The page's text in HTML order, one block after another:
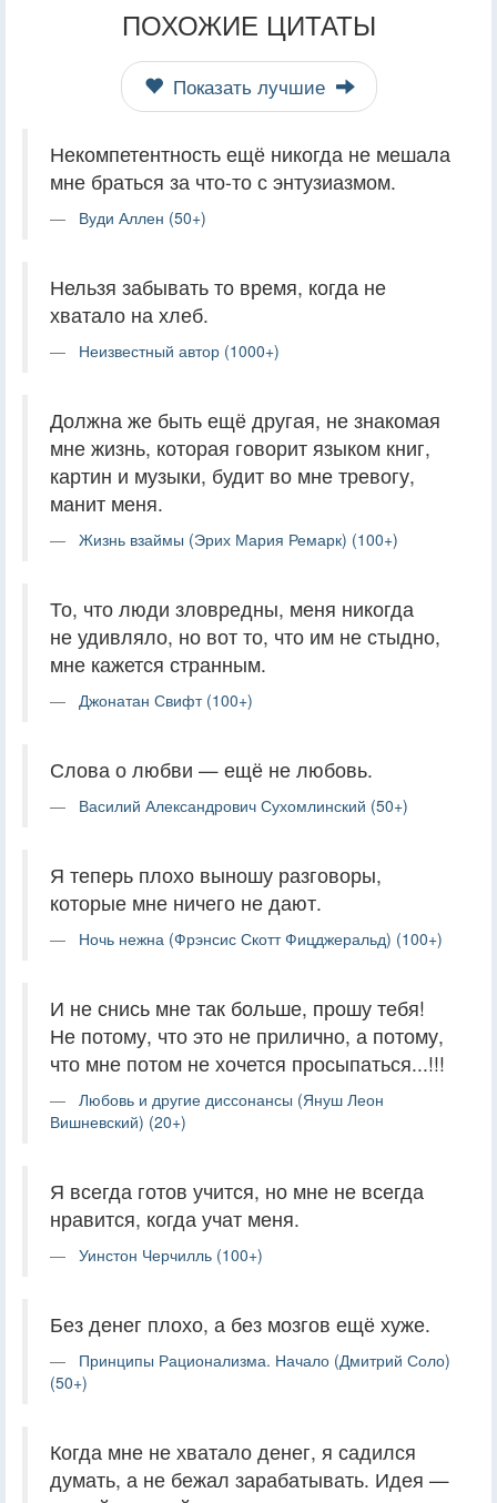
ПОХОЖИЕ ЦИТАТЫ
Показать лучшие
Некомпетентность ещё никогда не мешала
мне браться за что-то с энтузиазмом.
Вуди Аллен (50+)
Нельзя забывать то время, когда не
хватало на хлеб.
Неизвестный автор (1000+)
Должна же быть ещё другая, не знакомая
мне жизнь, которая говорит языком книг,
картин и музыки, будит во мне тревогу,
манит меня.
Жизнь взаймы (Эрих Мария Ремарк) (100+)
То, что люди зловредны, меня никогда
не удивляло, но вот то, что им не стыдно,
мне кажется странным.
Джонатан Свифт (100+)
Слова о любви — ещё не любовь.
Василий Александрович Сухомлинский (50+)
Я теперь плохо выношу разговоры,
которые мне ничего не дают.
Ночь нежна (Фрэнсис Скотт Фицджеральд) (100+)
И не снись мне так больше, прошу тебя!
Не потому, что это не прилично, а потому,
что мне потом не хочется просыпаться...!!!
Любовь и другие диссонансы (Януш Леон
Вишневский) (20+)
Я всегда готов учится, но мне не всегда
нравится, когда учат меня.
Уинстон Черчилль (100+)
Без денег плохо, а без мозгов ещё хуже.
Принципы Рационализма. Начало (Дмитрий Соло)
(50+)
Когда мне не хватало денег, я садился
думать, а не бежал зарабатывать. Идея —